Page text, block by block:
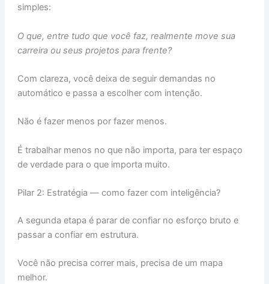
simples:
O que, entre tudo que você faz, realmente move sua
carreira ou seus projetos para frente?
Com clareza, você deixa de seguir demandas no
automático e passa a escolher com intenção.
Não é fazer menos por fazer menos.
É trabalhar menos no que não importa, para ter espaço
de verdade para o que importa muito.
Pilar 2: Estratégia — como fazer com inteligência?
A segunda etapa é parar de confiar no esforço bruto e
passar a confiar em estrutura.
Você não precisa correr mais, precisa de um mapa
melhor.